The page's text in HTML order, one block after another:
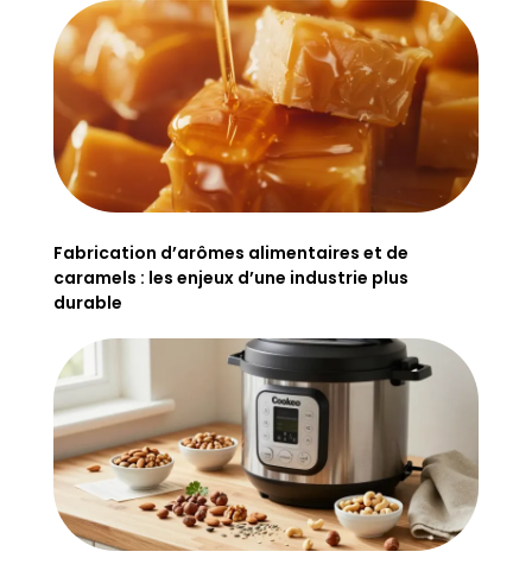
Fabrication d’arômes alimentaires et de
caramels : les enjeux d’une industrie plus
durable